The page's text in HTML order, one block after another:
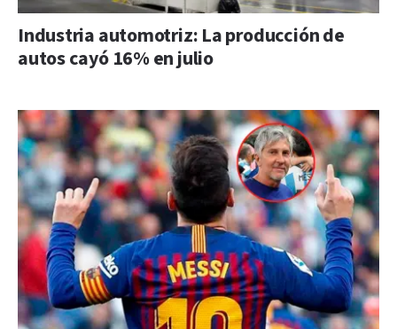
Industria automotriz: La producción de
autos cayó 16% en julio